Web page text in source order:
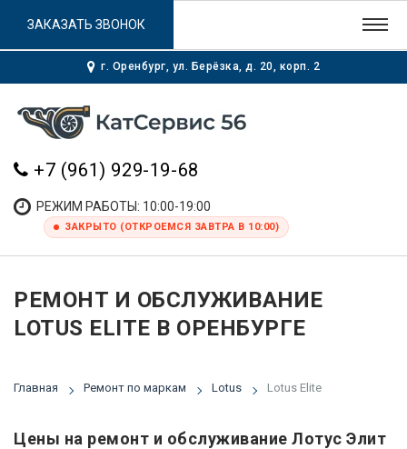
г. Оренбург, ул. Берёзка, д. 20, корп. 2
+7 (961) 929-19-68
РЕЖИМ РАБОТЫ: 10:00-19:00
ЗАКРЫТО (ОТКРОЕМСЯ ЗАВТРА В 10:00)
ЗАКАЗАТЬ ЗВОНОК
РЕМОНТ И ОБСЛУЖИВАНИЕ
LOTUS ELITE В ОРЕНБУРГЕ
Главная Ремонт по маркам Lotus Lotus Elite
Цены на ремонт и обслуживание Лотус Элит